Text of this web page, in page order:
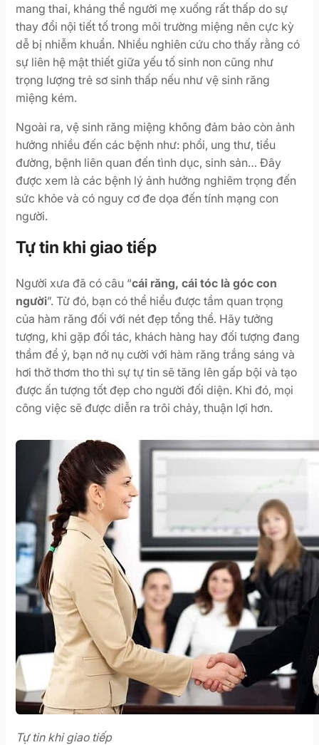
mang thai, kháng thể người mẹ xuống rất thấp do sự
thay đổi nội tiết tố trong môi trường miệng nên cực kỳ
dễ bị nhiễm khuẩn. Nhiều nghiên cứu cho thấy rằng có
sự liên hệ mật thiết giữa yếu tố sinh non cũng như
trọng lượng trẻ sơ sinh thấp nếu như vệ sinh răng
miệng kém.
Ngoài ra, vệ sinh răng miệng không đảm bảo còn ảnh
hưởng nhiều đến các bệnh như: phổi, ung thư, tiểu
đường, bệnh liên quan đến tình dục, sinh sản… Đây
được xem là các bệnh lý ảnh hưởng nghiêm trọng đến
sức khỏe và có nguy cơ đe dọa đến tính mạng con
người.
Tự tin khi giao tiếp
Người xưa đã có câu “cái răng, cái tóc là góc con
người”. Từ đó, bạn có thể hiểu được tầm quan trọng
của hàm răng đối với nét đẹp tổng thể. Hãy tưởng
tượng, khi gặp đối tác, khách hàng hay đối tượng đang
thầm để ý, bạn nở nụ cười với hàm răng trắng sáng và
hơi thở thơm tho thì sự tự tin sẽ tăng lên gấp bội và tạo
được ấn tượng tốt đẹp cho người đối diện. Khi đó, mọi
công việc sẽ được diễn ra trôi chảy, thuận lợi hơn.
Tự tin khi giao tiếp